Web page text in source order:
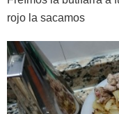
rojo la sacamos